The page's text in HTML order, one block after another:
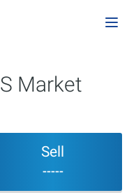
Market
Sell
-----